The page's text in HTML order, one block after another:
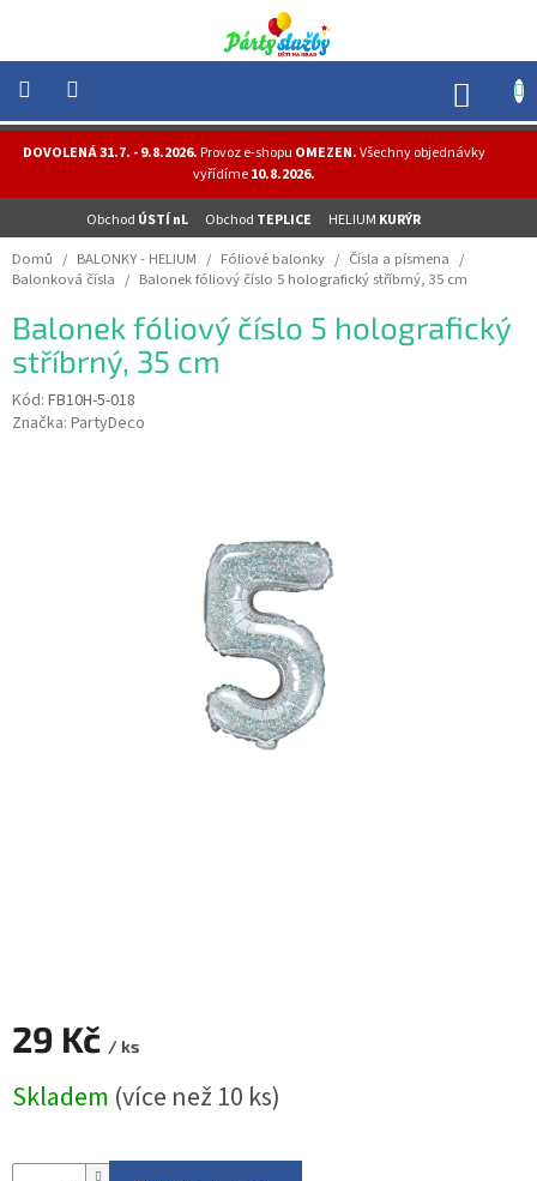
obsah
DOVOLENÁ 31.7. - 9.8.2026.Provoz e-shopu OMEZEN.Všechny objednávky
vyřídíme10.8.2026.
Obchod ÚSTÍ nL Obchod TEPLICE HELIUM KURÝR
NOVINKY
HELIUM
-
OSLAVY
MASKY
-
KOSTÝMY
Domů / BALONKY - HELIUM / Fóliové balonky / Čísla a písmena /
Balonková čísla / Balonek fóliový číslo 5 holografický stříbrný, 35 cm
Balonek fóliový číslo 5 holografický
stříbrný, 35 cm
Kód: FB10H-5-018
Značka: PartyDeco
29 Kč / ks
cena:
Skladem (více než 10 ks)